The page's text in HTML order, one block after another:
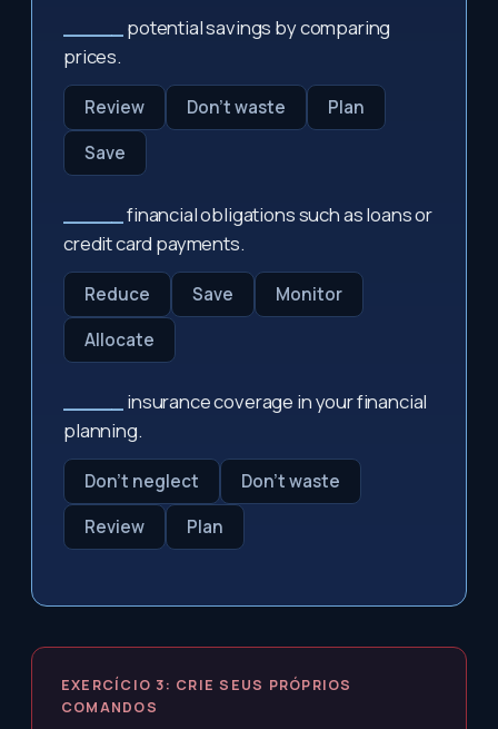
potential savings by comparing
prices.
Review Don't waste
Plan
Save
financial obligations such as loans or
credit card payments.
Reduce Save
Monitor
Allocate
insurance coverage in your financial
planning.
Don't neglect
Don't waste
Review
Plan
EXERCÍCIO 3: CRIE SEUS PRÓPRIOS
COMANDOS